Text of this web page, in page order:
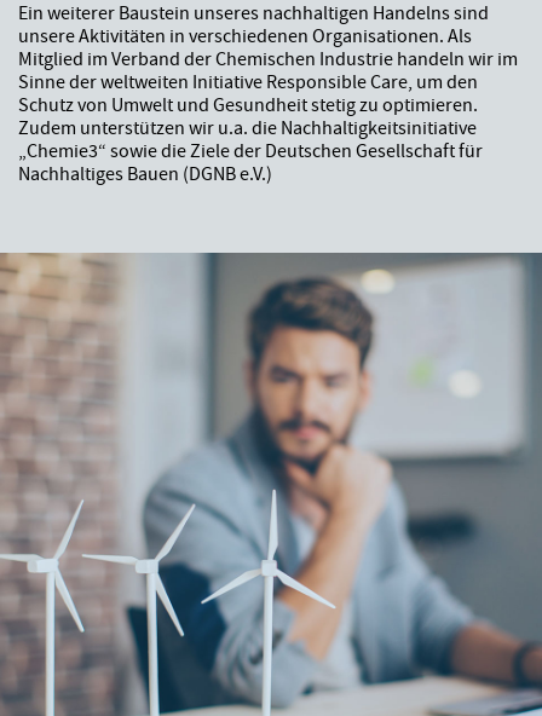
Ein weiterer Baustein unseres nachhaltigen Handelns sind
unsere Aktivitäten in verschiedenen Organisationen. Als
Mitglied im Verband der Chemischen Industrie handeln wir im
Sinne der weltweiten Initiative Responsible Care, um den
Schutz von Umwelt und Gesundheit stetig zu optimieren.
Zudem unterstützen wir u.a. die Nachhaltigkeitsinitiative
„Chemie3“ sowie die Ziele der Deutschen Gesellschaft für
Nachhaltiges Bauen (DGNB e.V.)